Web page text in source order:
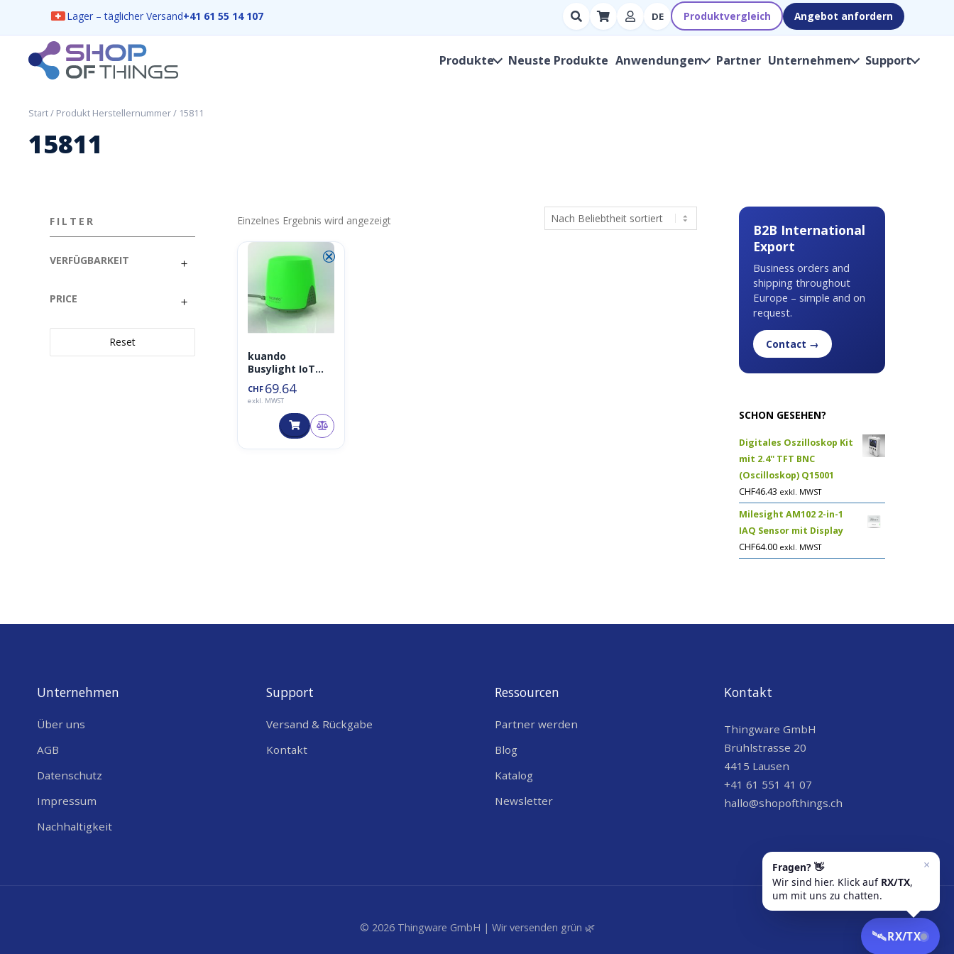
Lager – täglicher Versand+41 61 55 14 107
Suchen
nach
Hersteller,
DE Produktvergleich Angebot anfordern
ShopOfThings
Produkte Neuste Produkte Anwendungen Partner Unternehmen Support
Start/ Produkt Herstellernummer / 15811
15811
FILTER
VERFÜGBARKEIT
PRICE
Reset
B2B International
Export
Business orders and
shipping throughout
Europe – simple and on
request.
Contact →
SCHON GESEHEN?
Digitales Oszilloskop Kit
mit 2.4'' TFT BNC
(Oscilloskop) Q15001
CHF46.43 exkl. MWST
Milesight AM102 2-in-1
IAQ Sensor mit Display
CHF64.00 exkl. MWST
Einzelnes Ergebnis wird angezeigt
⮿
kuando
Busylight IoT
Omega
LoraWAN
CHF 69.64
exkl. MWST
Unternehmen
Über uns
AGB
Datenschutz
Impressum
Nachhaltigkeit
Support
Versand & Rückgabe
Kontakt
Ressourcen
Partner werden
Blog
Katalog
Newsletter
Kontakt
Thingware GmbH
Brühlstrasse 20
4415 Lausen
+41 61 551 41 07
hallo@shopofthings.ch
© 2026 Thingware GmbH | Wir versenden grün 🌿